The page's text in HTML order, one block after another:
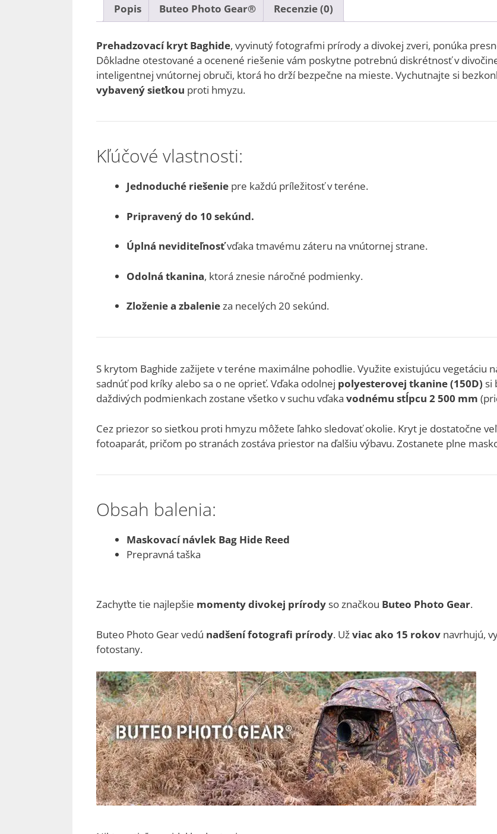
Popis Buteo Photo Gear® Recenzie (0)
Prehadzovací kryt Baghide, vyvinutý fotografmi prírody a divokej zveri, ponúka
Dôkladne otestované a ocenené riešenie vám poskytne potrebnú diskrétnosť v
inteligentnej vnútornej obruči, ktorá ho drží bezpečne na mieste. Vychutnajte si
vybavený sieťkou proti hmyzu.
Kľúčové vlastnosti:
Jednoduché riešenie pre každú príležitosť v teréne.
Pripravený do 10 sekúnd.
Úplná neviditeľnosťvďaka tmavému záteru na vnútornej strane.
Odolná tkanina, ktorá znesie náročné podmienky.
Zloženie a zbalenieza necelých 20 sekúnd.
S krytom Baghide zažijete v teréne maximálne pohodlie. Využite existujúcu vegetáciu
sadnúť pod kríky alebo sa o ne oprieť. Vďaka odolnej polyesterovej tkanine (150D) si
daždivých podmienkach zostane všetko v suchu vďaka vodnému stĺpcu 2 500 mm
Cez priezor so sieťkou proti hmyzu môžete ľahko sledovať okolie. Kryt je dostatočne
fotoaparát, pričom po stranách zostáva priestor na ďalšiu výbavu. Zostanete plne
Obsah balenia:
Maskovací návlek Bag Hide Reed
Prepravná taška
Zachyťte tie najlepšie momenty divokej prírody so značkou Buteo Photo Gear.
Buteo Photo Gear vedú nadšení fotografi prírody. Užviac ako 15 rokov navrhujú,
fotostany.